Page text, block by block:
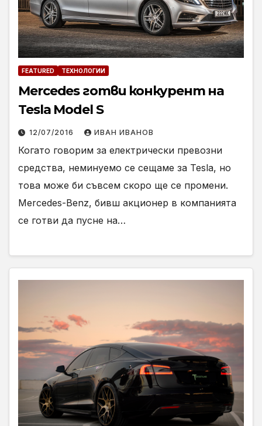
FEATURED ТЕХНОЛОГИИ
Mercedes готви конкурент на
Tesla Model S
12/07/2016 ИВАН ИВАНОВ
Когато говорим за електрически превозни
средства, неминуемо се сещаме за Tesla, но
това може би съвсем скоро ще се промени.
Mercedes-Benz, бивш акционер в компанията
се готви да пусне на…